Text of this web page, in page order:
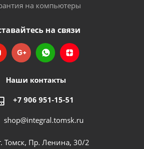
на компьютеры
на связи
Наши контакты
+7 906 951-15-51
shop@integral.tomsk.ru
Томск, Пр. Ленина, 30/2